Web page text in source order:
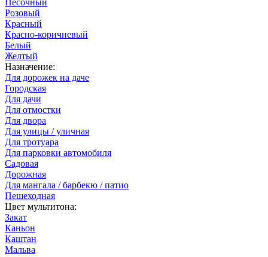
Розовый
Красный
Красно-коричневый
Белый
Желтый
Назначение:
Для дорожек на даче
Городская
Для дачи
Для отмостки
Для двора
Для улицы / уличная
Для тротуара
Для парковки автомобиля
Садовая
Дорожная
Для мангала / барбекю / патио
Пешеходная
Цвет мультитона:
Закат
Каньон
Каштан
Мальва